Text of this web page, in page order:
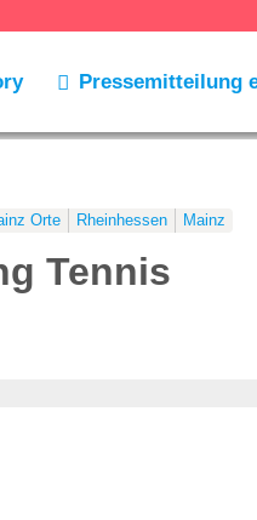
Pressemitteilung
Orte Rheinhessen Mainz
Tennis